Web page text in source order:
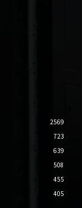
2569
723
639
508
455
405